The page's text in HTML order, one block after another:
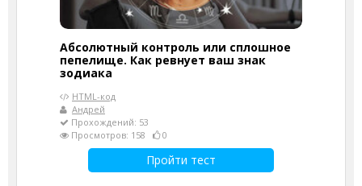
Абсолютный контроль или сплошное
пепелище. Как ревнует ваш знак
зодиака
HTML-код
Андрей
Прохождений: 53
Просмотров: 158
0
Пройти тест